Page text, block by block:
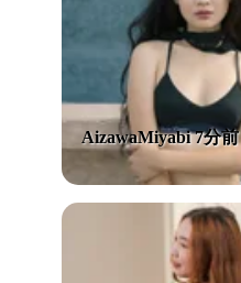
AizawaMiyabi 7分前